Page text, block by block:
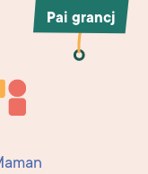
Pai grancj